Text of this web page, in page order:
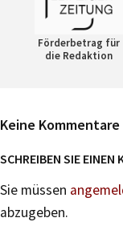
Förderbetrag für
die Redaktion
Keine
SCHREIBEN SIE EINEN
Sie müssen
abzugeben.